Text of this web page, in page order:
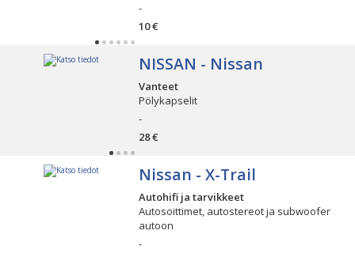
-
10 €
NISSAN - Nissan
Vanteet
Pölykapselit
-
28 €
Nissan - X-Trail
Autohifi ja tarvikkeet
Autosoittimet, autostereot ja subwoofer
autoon
-